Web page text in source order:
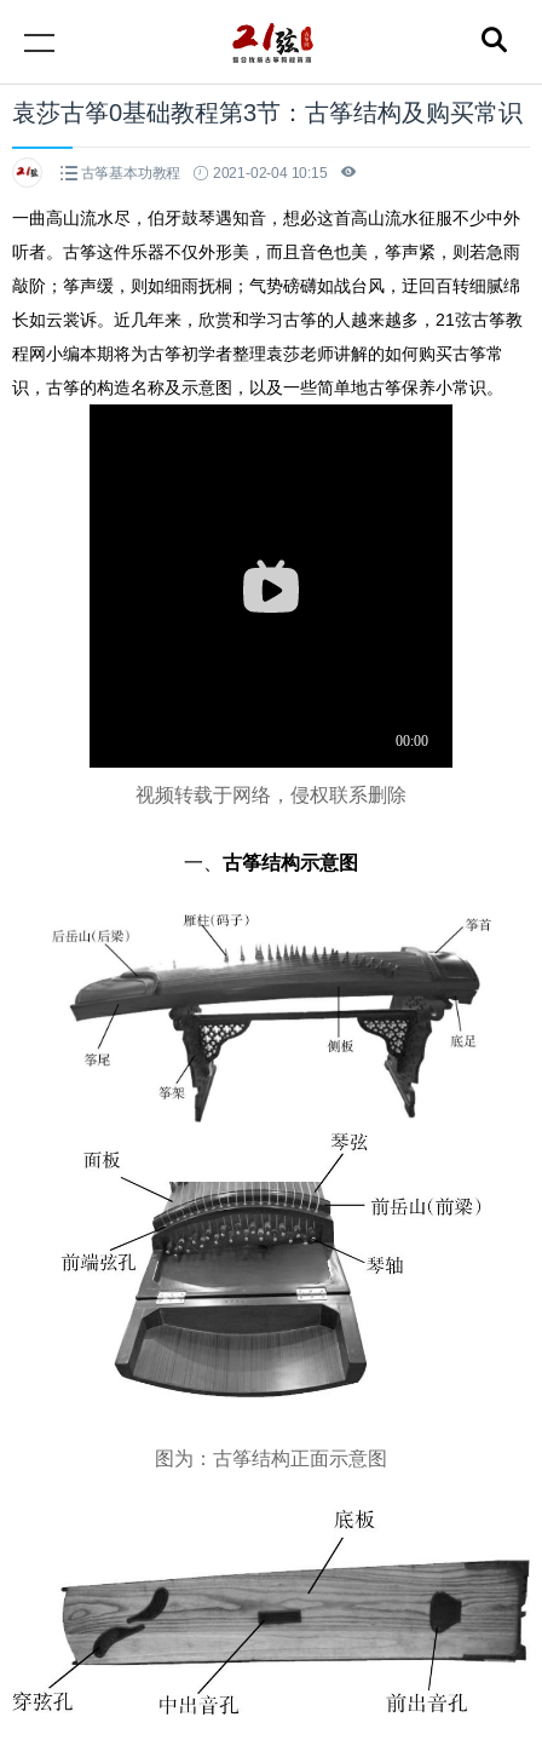
袁莎古筝0基础教程第3节：古筝结构及购买常识
古筝基本功教程 2021-02-04 10:15
一曲高山流水尽，伯牙鼓琴遇知音，想必这首高山流水征服不少中外
听者。古筝这件乐器不仅外形美，而且音色也美，筝声紧，则若急雨
敲阶；筝声缓，则如细雨抚桐；气势磅礴如战台风，迂回百转细腻绵
长如云裳诉。近几年来，欣赏和学习古筝的人越来越多，21弦古筝教
程网小编本期将为古筝初学者整理袁莎老师讲解的如何购买古筝常
识，古筝的构造名称及示意图，以及一些简单地古筝保养小常识。
视频转载于网络， 侵权联系删除
一、 古筝结构示意图
图为：古筝结构正面示意图